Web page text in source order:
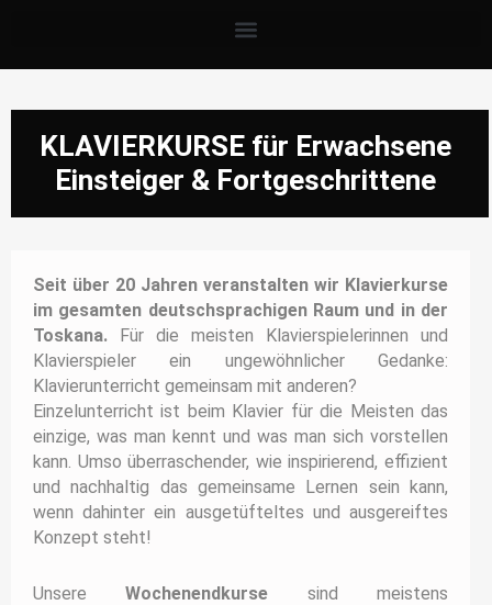
KLAVIERKURSE für Erwachsene
Einsteiger & Fortgeschrittene
Seit über 20 Jahren veranstalten wir Klavierkurse
im gesamten deutschsprachigen Raum und in der
Toskana. Für die meisten Klavierspielerinnen und
Klavierspieler ein ungewöhnlicher Gedanke:
Klavierunterricht gemeinsam mit anderen?
Einzelunterricht ist beim Klavier für die Meisten das
einzige, was man kennt und was man sich vorstellen
kann. Umso überraschender, wie inspirierend, effizient
und nachhaltig das gemeinsame Lernen sein kann,
wenn dahinter ein ausgetüfteltes und ausgereiftes
Konzept steht!
Unsere Wochenendkurse sind meistens